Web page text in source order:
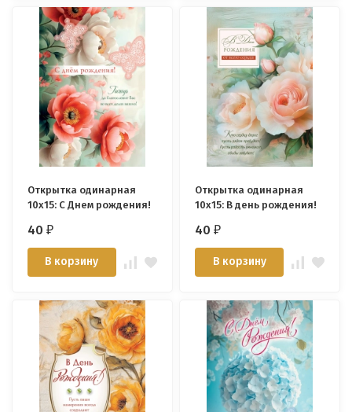
Открытка одинарная
10x15: С Днем рождения!
40₽
В корзину
Открытка одинарная
10x15: В день рождения!
40₽
В корзину